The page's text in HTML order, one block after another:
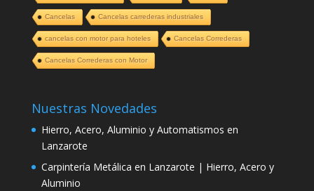
Cancelas Cancelas carrederas industriales
cancelas con motor para hoteles Cancelas Correderas
Cancelas Correderas con Motor
Nuestras Novedades
Hierro, Acero, Aluminio y Automatismos en
Lanzarote
Carpintería Metálica en Lanzarote | Hierro, Acero y
Aluminio